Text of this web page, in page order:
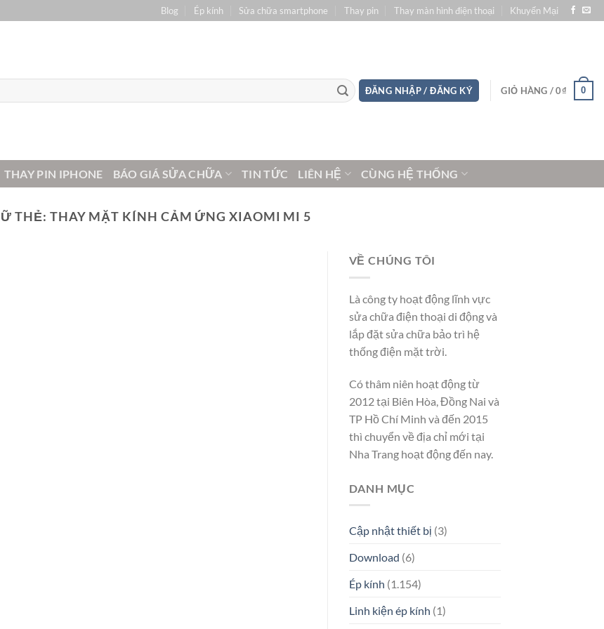
Blog Ép kính Sửa chữa smartphone Thay pin Thay màn hình điện thoại Khuyến Mại
ĐĂNG NHẬP / ĐĂNG KÝ GIỎ HÀNG /0₫ 0
THAY PIN IPHONE BÁO GIÁ SỬA CHỮA TIN TỨC LIÊN HỆ CÙNG HỆ THỐNG
THẺ: THAY MẶT KÍNH CẢM ỨNG XIAOMI MI 5
VỀ CHÚNG TÔI
Là công ty hoạt động lĩnh vực
sửa chữa điện thoại di động và
lắp đặt sửa chữa bảo trì hệ
thống điện mặt trời.
Có thâm niên hoạt động từ
2012 tại Biên Hòa, Đồng Nai và
TP Hồ Chí Minh và đến 2015
thì chuyển về địa chỉ mới tại
Nha Trang hoạt động đến nay.
DANH MỤC
Cập nhật thiết bị (3)
Download (6)
Ép kính (1.154)
Linh kiện ép kính (1)